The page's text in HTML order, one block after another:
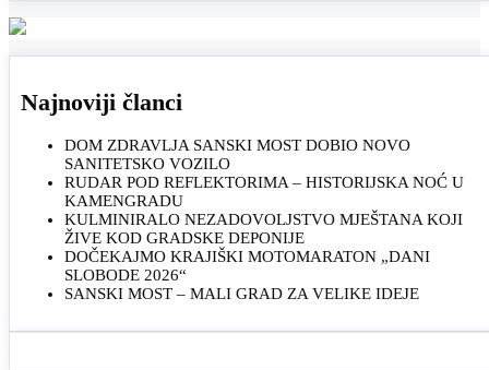
Najnoviji članci
DOM ZDRAVLJA SANSKI MOST DOBIO NOVO
SANITETSKO VOZILO
RUDAR POD REFLEKTORIMA – HISTORIJSKA NOĆ U
KAMENGRADU
KULMINIRALO NEZADOVOLJSTVO MJEŠTANA KOJI
ŽIVE KOD GRADSKE DEPONIJE
DOČEKAJMO KRAJIŠKI MOTOMARATON „DANI
SLOBODE 2026“
SANSKI MOST – MALI GRAD ZA VELIKE IDEJE